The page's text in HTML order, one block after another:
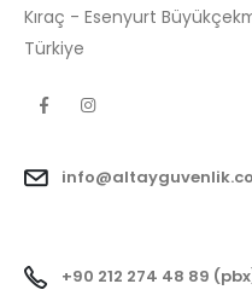
Kıraç - Esenyurt
Türkiye
+90 212 274 48 89